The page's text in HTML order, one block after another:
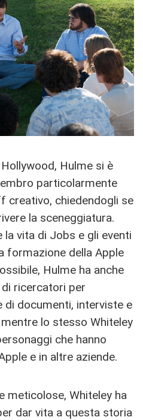
Hulme si è
particolarmente
creativo, chiedendogli se
la sceneggiatura.
la vita di Jobs e gli eventi
formazione della Apple
Hulme ha anche
ricercatori per
di documenti, interviste e
lo stesso Whiteley
che hanno
e in altre aziende.
meticolose, Whiteley ha
dar vita a questa storia